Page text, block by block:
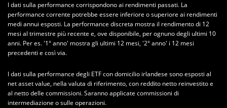
I dati sulla performance corrispondono ai rendimenti passati. La
performance corrente potrebbe essere inferiore o superiore ai rendimenti
medi annui esposti. La performance discreta mostra il rendimento di 12
mesi al trimestre più recente e, ove disponibile, per ognuno degli ultimi 10
anni. Per es. '1° anno' mostra gli ultimi 12 mesi, '2° anno' i 12 mesi
precedenti e così via.
I dati sulla performance degli ETF con domicilio irlandese sono esposti al
net asset value, nella valuta di riferimento, con reddito netto reinvestito e
al netto delle commissioni. Saranno applicate commissioni di
intermediazione o sulle operazioni.